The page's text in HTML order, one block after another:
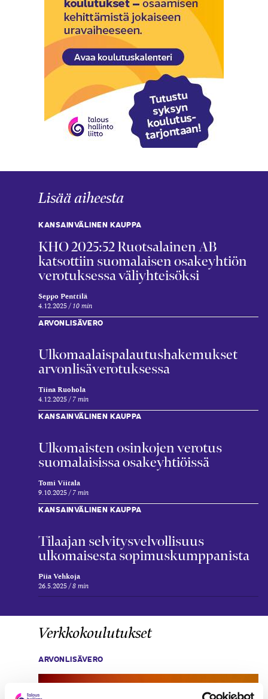
Lisää aiheesta
KANSAINVÄLINEN KAUPPA
KHO 2025:52 Ruotsalainen AB
katsottiin suomalaisen osakeyhtiön
verotuksessa väliyhteisöksi
Seppo Penttilä
4.12.2025 10 min
ARVONLISÄVERO
Ulkomaalais­palautus­hakemukset
arvonlisä­verotuksessa
Tiina Ruohola
4.12.2025 7 min
KANSAINVÄLINEN KAUPPA
Ulkomaisten osinkojen verotus
suomalaisissa osakeyhtiöissä
Tomi Viitala
9.10.2025 7 min
KANSAINVÄLINEN KAUPPA
Tilaajan selvitysvelvollisuus
ulkomaisesta sopimuskumppanista
Piia Vehkoja
26.5.2025 8 min
Verkkokoulutukset
ARVONLISÄVERO